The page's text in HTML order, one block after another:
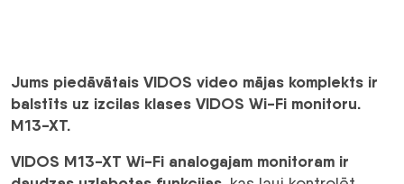
Jums piedāvātais VIDOS video mājas komplekts ir
balstīts uz izcilas klases VIDOS Wi-Fi monitoru.
M13-XT.
VIDOS M13-XT Wi-Fi analogajam monitoram ir